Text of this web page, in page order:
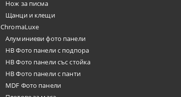
Нож за писма
Щанци и клещи
ChromaLuxe
Алуминиеви фото панели
HB Фото панели с подпора
HB Фото панели със стойка
HB Фото панели с панти
MDF Фото панели